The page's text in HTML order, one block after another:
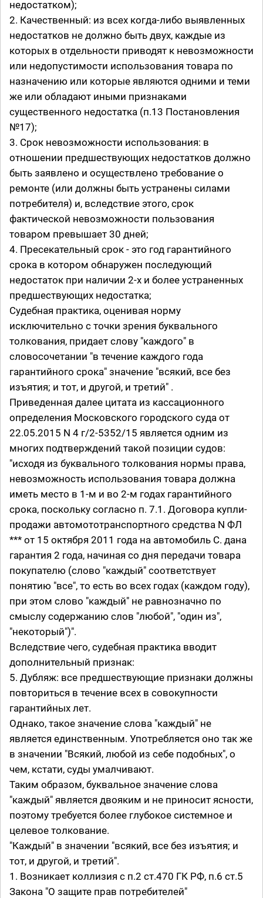
недостатком);
2. Качественный: из всех когда-либо выявленных
недостатков не должно быть двух, каждые из
которых в отдельности приводят к невозможности
или недопустимости использования товара по
назначению или которые являются одними и теми
же или обладают иными признаками
существенного недостатка (п.13 Постановления
№17);
3. Срок невозможности использования: в
отношении предшествующих недостатков должно
быть заявлено и осуществлено требование о
ремонте (или должны быть устранены силами
потребителя) и, вследствие этого, срок
фактической невозможности пользования
товаром превышает 30 дней;
4. Пресекательный срок - это год гарантийного
срока в котором обнаружен последующий
недостаток при наличии 2-х и более устраненных
предшествующих недостатка;
Судебная практика, оценивая норму
исключительно с точки зрения буквального
толкования, придает слову "каждого" в
словосочетании "в течение каждого года
гарантийного срока" значение "всякий, все без
изъятия; и тот, и другой, и третий" .
Приведенная далее цитата из кассационного
определения Московского городского суда от
22.05.2015 N 4 г/2-5352/15 является одним из
многих подтверждений такой позиции судов:
"исходя из буквального толкования нормы права,
невозможность использования товара должна
иметь место в 1-м и во 2-м годах гарантийного
срока, поскольку согласно п. 7.1. Договора купли-
продажи автомототранспортного средства N ФЛ
*** от 15 октября 2011 года на автомобиль С. дана
гарантия 2 года, начиная со дня передачи товара
покупателю (слово "каждый" соответствует
понятию "все", то есть во всех годах (каждом году),
при этом слово "каждый" не равнозначно по
смыслу содержанию слов "любой", "один из",
"некоторый")".
Вследствие чего, судебная практика вводит
дополнительный признак:
5. Дубляж: все предшествующие признаки должны
повториться в течение всех в совокупности
гарантийных лет.
Однако, такое значение слова "каждый" не
является единственным. Употребляется оно так же
в значении "Всякий, любой из себе подобных", о
чем, кстати, суды умалчивают.
Таким образом, буквальное значение слова
"каждый" является двояким и не приносит ясности,
поэтому требуется более глубокое системное и
целевое толкование.
"Каждый" в значении "всякий, все без изъятия; и
тот, и другой, и третий".
1. Возникает коллизия с п.2 ст.470 ГК РФ, п.6 ст.5
Закона "О защите прав потребителей"